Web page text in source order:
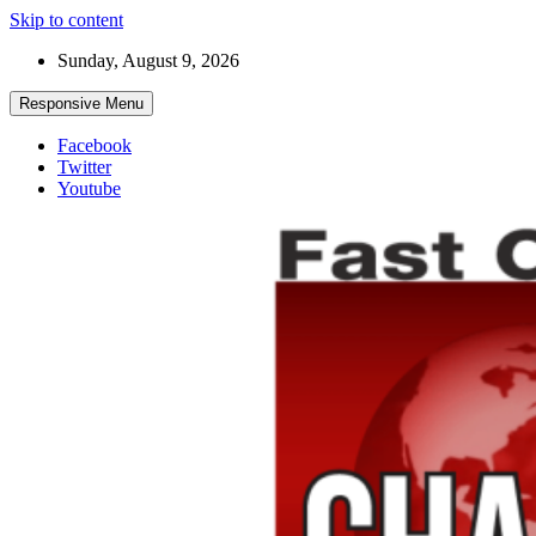
Skip to content
Sunday, August 9, 2026
Responsive Menu
Facebook
Twitter
Youtube